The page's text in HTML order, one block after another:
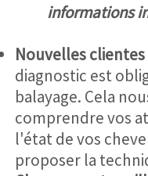
informations
Nouvelles clientes
diagnostic est
balayage. Cela
comprendre vos
l'état de vos
proposer la